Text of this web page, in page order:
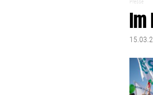
Presse
Im